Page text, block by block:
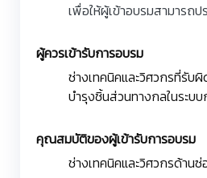
เพื่อให้ผู้เข้าอบรมสามารถ
ผู้ควรเข้ารับการอบรม
ช่างเทคนิคและวิศวกรที่รับ
บำรุงชิ้นส่วนทางกลในระบ
คุณสมบัติของผู้เข้ารับการอบรม
ช่างเทคนิคและวิศวกรด้าน